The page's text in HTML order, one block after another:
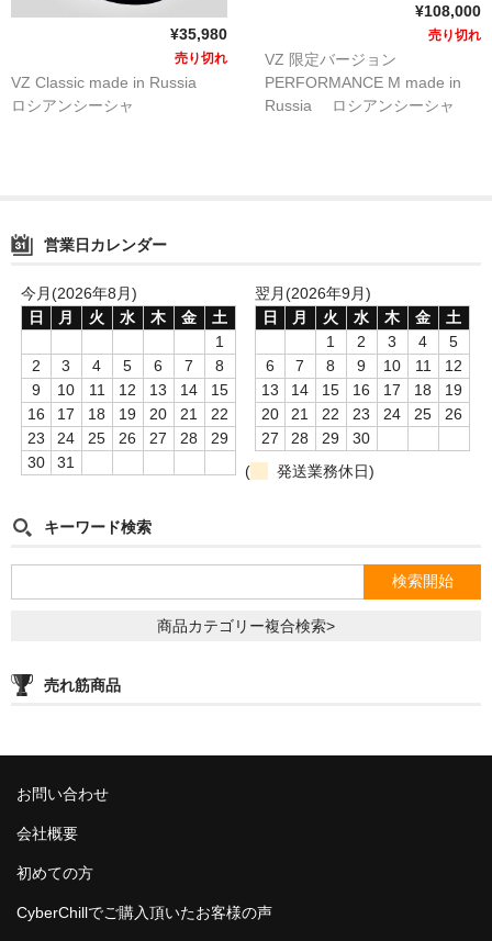
Mamay Custom
Maklaud
シーシャフレーバー
ChillCloud(チルクラウド）
AL FAKHER(アルファーヘル）
オデュマン
Cobra Blanc
Eternal Smoke
NirvanaSuperShisha
SEBERO
¥35,980
売り切れ
VZ Classic made in Russia
ロシアンシーシャ
¥108,000
売り切れ
VZ 限定バージョン
PERFORMANCE M made in
Russia ロシアンシーシャ
営業日カレンダー
今月(2026年8月)
日
月 火 水 木 金
土
1
2
3 4 5 6 7
8
9
10 11 12 13 14
15
16
17 18 19 20 21
22
23
24 25 26 27 28
29
30
31
翌月(2026年9月)
日
月 火 水 木 金
土
1
2 3 4
5
6
7 8 9 10 11
12
13
14 15 16 17 18
19
20
21 22 23 24 25
26
27
28 29
30
(
発送業務休日)
キーワード検索
商品カテゴリー複合検索>
売れ筋商品
お問い合わせ
会社概要
初めての方
CyberChillでご購入頂いたお客様の声